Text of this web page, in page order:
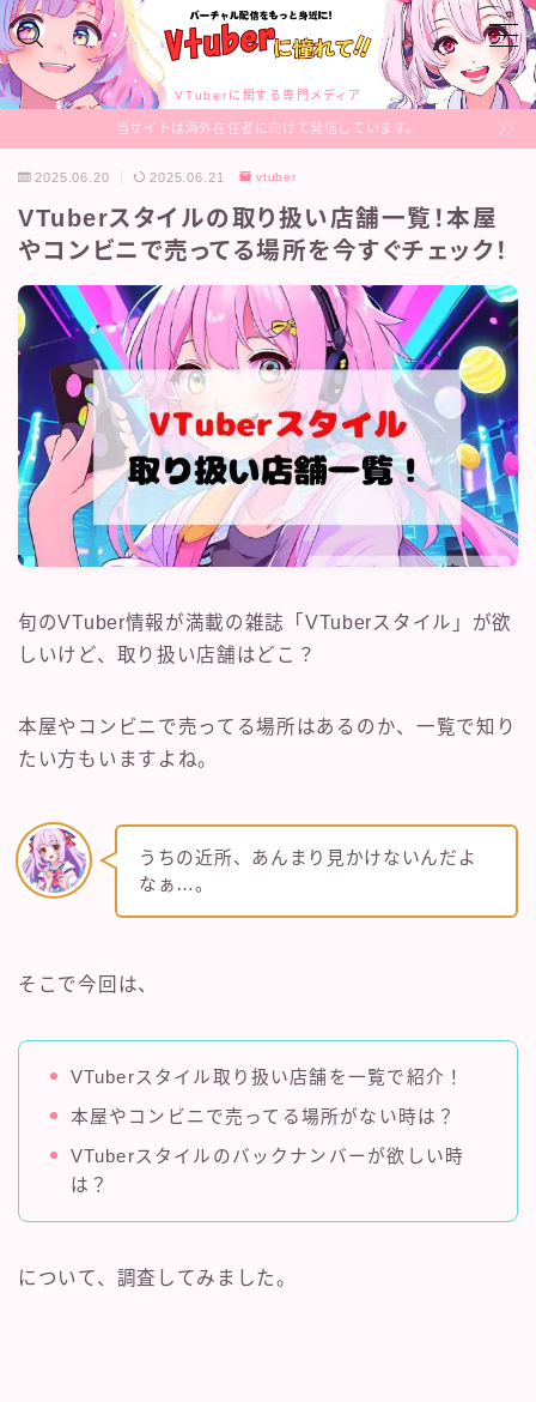
VTuberに関する専門メディア
MENU
Profile
Sitemap
Contact
当サイトは海外在住者に向けて発信しています。
2025.06.20 2025.06.21 vtuber
VTuberスタイルの取り扱い店舗一覧！本屋
やコンビニで売ってる場所を今すぐチェック！
旬のVTuber情報が満載の雑誌「VTuberスタイル」が欲
しいけど、取り扱い店舗はどこ？
本屋やコンビニで売ってる場所はあるのか、一覧で知り
たい方もいますよね。
うちの近所、あんまり見かけないんだよ
なぁ…。
そこで今回は、
VTuberスタイル取り扱い店舗を一覧で紹介！
本屋やコンビニで売ってる場所がない時は？
VTuberスタイルのバックナンバーが欲しい時
は？
について、調査してみました。